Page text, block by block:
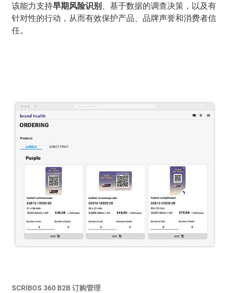
该能力支持早期风险识别
、基于数据的调查决策，以及有
针对性的行动，从而有效保护产品、品牌声誉和消费者信
任。
SCRIBOS 360 B2B 订购管理